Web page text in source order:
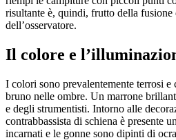
risultante è, quindi, frutto della
dell’osservatore.
Il colore e
I colori sono prevalentemente terrosi
bruno nelle ombre. Un marrone
e degli strumentisti. Intorno alle
contrabbassista di schiena è presente
incarnati e le gonne sono dipinti di